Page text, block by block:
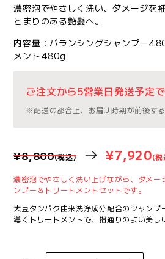
濃密泡でやさしく洗い、ダメージを
とまりのある艶髪へ。
内容量：バランシングシャンプー
メント480g
ご注文から5営業日発送予定
※配送の都合上、お届け時期が前後する
¥8,800(税込) ¥7,920(税
濃密泡でやさしく洗い上げながら、ダメー
ンプー＆トリートメントセットです。
大豆タンパク由来洗浄成分配合のシャンプ
導くトリートメントで、指通りのよい美し